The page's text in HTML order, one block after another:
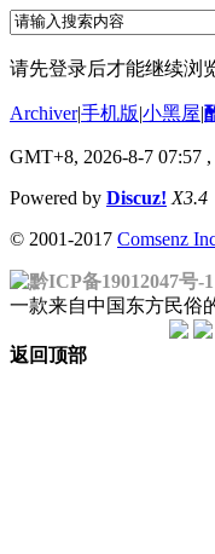
请先登录后才能继续浏
Archiver|手机版|小黑屋|
GMT+8, 2026-8-7 07:57
Powered by Discuz! X3.4
© 2001-2017 Comsenz
黔ICP备19012047号-1
一款来自中国东方民俗
返回顶部